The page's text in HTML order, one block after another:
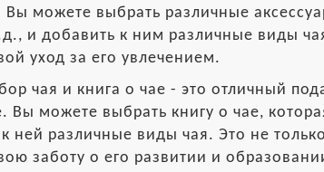
можете выбрать различные
и добавить к ним различные виды
уход за его увлечением.
чая и книга о чае - это отличный
Вы можете выбрать книгу о чае,
ней различные виды чая. Это не
заботу о его развитии и